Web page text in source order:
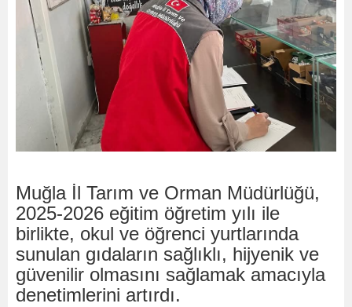
Muğla İl Tarım ve Orman Müdürlüğü,
2025-2026 eğitim öğretim yılı ile
birlikte, okul ve öğrenci yurtlarında
sunulan gıdaların sağlıklı, hijyenik ve
güvenilir olmasını sağlamak amacıyla
denetimlerini artırdı.